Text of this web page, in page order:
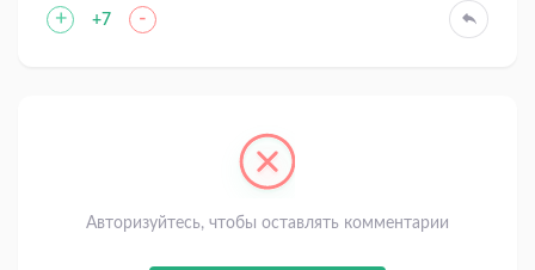
+ +7 -
Авторизуйтесь, чтобы оставлять комментарии